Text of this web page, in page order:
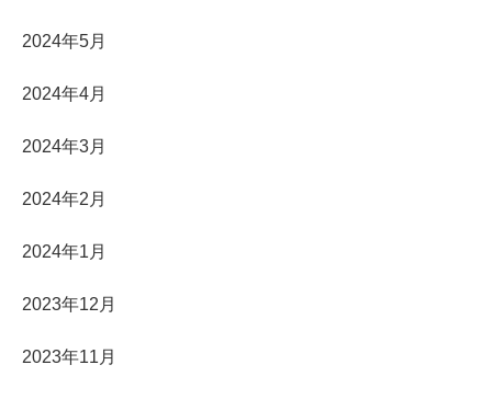
2024年5月
2024年4月
2024年3月
2024年2月
2024年1月
2023年12月
2023年11月